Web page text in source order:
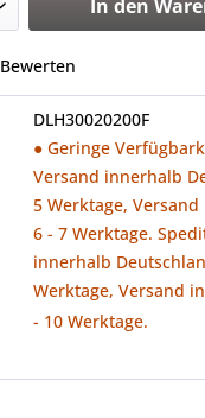
In den
Bewerten
DLH30020200F
● Geringe
Versand innerhalb
5 Werktage,
6 - 7 Werktage.
innerhalb
Werktage, Versand
- 10 Werktage.